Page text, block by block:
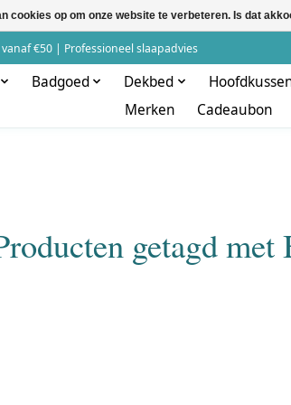
€50 | Professioneel slaapadvies
Badgoed Dekbed
Merken
Cadeaubon
getagd
cookies op om onze website te verbeteren. Is dat